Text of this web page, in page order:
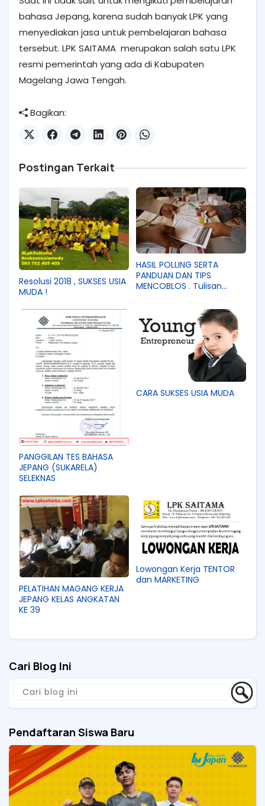
bahasa Jepang, karena sudah banyak LPK yang
menyediakan jasa untuk pembelajaran bahasa
tersebut. LPK SAITAMA merupakan salah satu LPK
resmi pemerintah yang ada di Kabupaten
Magelang Jawa Tengah.
Bagikan:
Postingan Terkait
Resolusi 2018 , SUKSES USIA
MUDA !
HASIL POLLING SERTA
PANDUAN DAN TIPS
MENCOBLOS . Tulisan
berkenan dan bacalah
sampai tuntas agar tiada
salah paham..
PANGGILAN TES BAHASA
JEPANG (SUKARELA)
SELEKNAS
CARA SUKSES USIA MUDA
PELATIHAN MAGANG KERJA
JEPANG KELAS ANGKATAN
KE 39
Lowongan Kerja TENTOR
dan MARKETING
Cari Blog Ini
Pendaftaran Siswa Baru